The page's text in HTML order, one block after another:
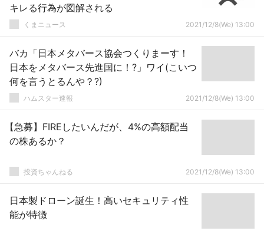
キレる行為が図解される
くまニュース 2021/12/8(We) 13:00
バカ「日本メタバース協会つくりまーす！
日本をメタバース先進国に！?」ワイ(こいつ
何を言うとるんや？?)
ハムスター速報 2021/12/8(We) 13:00
【急募】FIREしたいんだが、4%の高額配当
の株あるか？
投資ちゃんねる 2021/12/8(We) 13:00
日本製ドローン誕生！高いセキュリティ性
能が特徴